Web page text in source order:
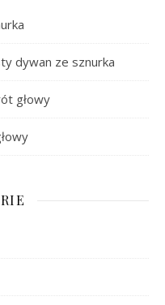
dywan ze sznurka
głowy